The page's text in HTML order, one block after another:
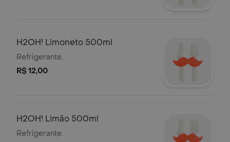
H2OH! Limoneto 500ml
Refrigerante.
R$ 12,00
H2OH! Limão 500ml
Refrigerante.